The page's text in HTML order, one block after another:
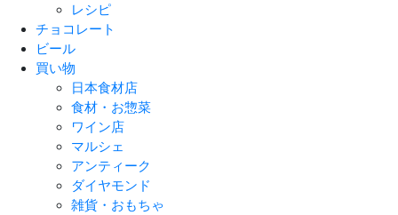
レシピ
チョコレート
ビール
買い物
日本食材店
食材・お惣菜
ワイン店
マルシェ
アンティーク
ダイヤモンド
雑貨・おもちゃ